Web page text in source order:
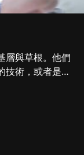
層與草根。他們
技術，或者是生